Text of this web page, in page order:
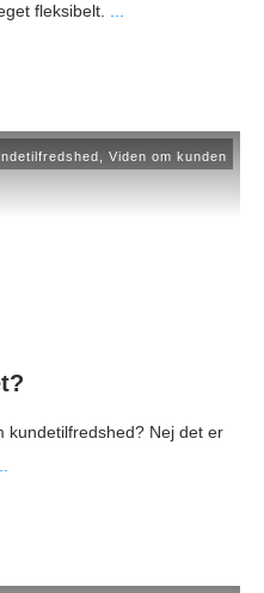
fleksibelt.
Viden om kunden
kundetilfredshed? Nej det er